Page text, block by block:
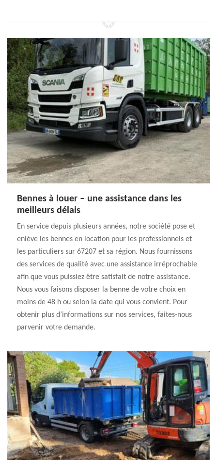
Bennes à louer – une assistance dans les
meilleurs délais
En service depuis plusieurs années, notre société pose et
enlève les bennes en location pour les professionnels et
les particuliers sur 67207 et sa région. Nous fournissons
des services de qualité avec une assistance irréprochable
afin que vous puissiez être satisfait de notre assistance.
Nous vous faisons disposer la benne de votre choix en
moins de 48 h ou selon la date qui vous convient. Pour
obtenir plus d’informations sur nos services, faites-nous
parvenir votre demande.